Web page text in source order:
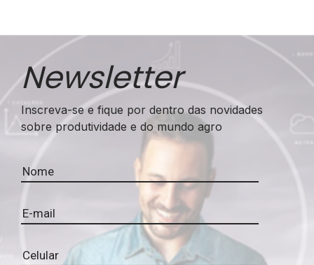
Newsletter
Inscreva-se e fique por dentro das novidades
sobre produtividade e do mundo agro